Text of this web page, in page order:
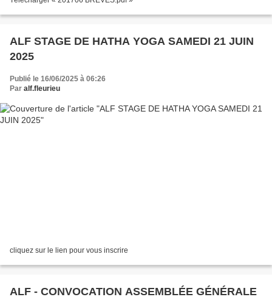
ALF STAGE DE HATHA YOGA SAMEDI 21 JUIN
2025
Publié le 16/06/2025 à 06:26
Par alf.fleurieu
cliquez sur le lien pour vous inscrire
ALF - CONVOCATION ASSEMBLÉE GÉNÉRALE